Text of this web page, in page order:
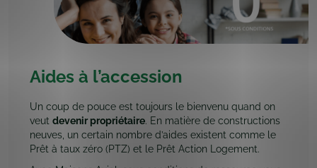
Aides à l’accession
Un coup de pouce est toujours le bienvenu quand on
veut devenir propriétaire. En matière de constructions
neuves, un certain nombre d’aides existent comme le
Prêt à taux zéro (PTZ) et le Prêt Action Logement.